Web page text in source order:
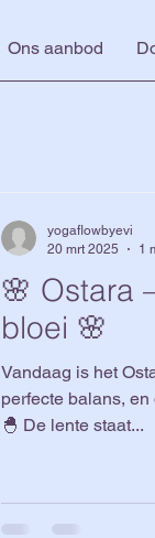
Ons aanbod
🌸 Ostara
bloei 🌸
Vandaag is het
perfecte balans,
🐣 De lente staat...
yogaflowbyevi
20 mrt 2025
1